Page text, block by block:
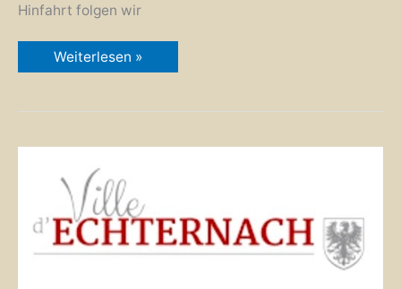
Hinfahrt folgen wir
Tag
16:
Vianden
Weiterlesen »